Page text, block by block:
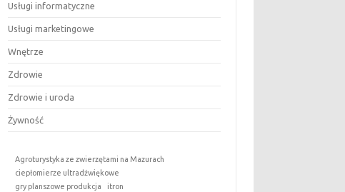
Usługi informatyczne
Usługi marketingowe
Wnętrze
Zdrowie
Zdrowie i uroda
Żywność
Agroturystyka ze zwierzętami na Mazurach
ciepłomierze ultradźwiękowe
gry planszowe produkcja
itron